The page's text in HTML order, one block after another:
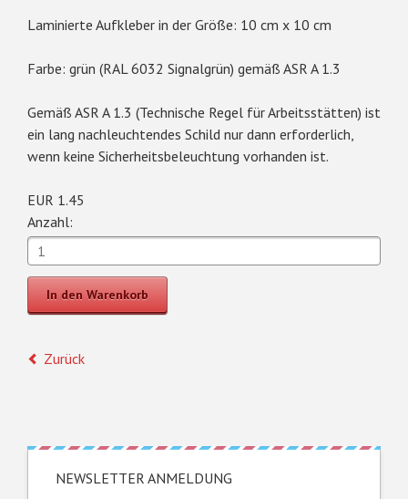
Laminierte Aufkleber in der Größe: 10 cm x 10 cm
Farbe: grün (RAL 6032 Signalgrün) gemäß ASR A 1.3
Gemäß ASR A 1.3 (Technische Regel für Arbeitsstätten) ist
ein lang nachleuchtendes Schild nur dann erforderlich,
wenn keine Sicherheitsbeleuchtung vorhanden ist.
EUR 1.45
Anzahl:
Zurück
NEWSLETTER ANMELDUNG